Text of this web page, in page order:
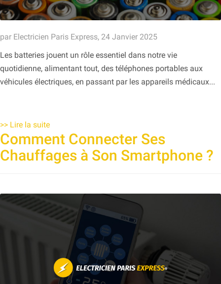
par Electricien Paris Express, 24 Janvier 2025
Les batteries jouent un rôle essentiel dans notre vie
quotidienne, alimentant tout, des téléphones portables aux
véhicules électriques, en passant par les appareils médicaux...
>> Lire la suite
Comment Connecter Ses
Chauffages à Son Smartphone ?